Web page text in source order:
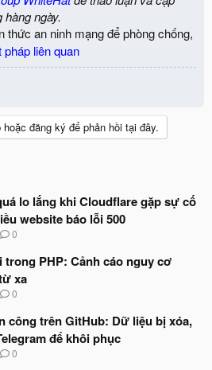
của mình cũng có một password
ngày.
thức an ninh mạng để phòng chống,
pháp liên quan
hoặc đăng ký để phản hồi tại đây.
lo lắng khi Cloudflare gặp sự cố
website báo lỗi 500
0
trong PHP: Cảnh cáo nguy cơ
xa
0
công trên GitHub: Dữ liệu bị xóa,
để khôi phục
0